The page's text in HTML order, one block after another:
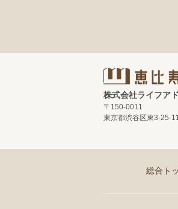
株式会社ライフア
〒150-0011
東京都渋谷区東3-25-
総合ト